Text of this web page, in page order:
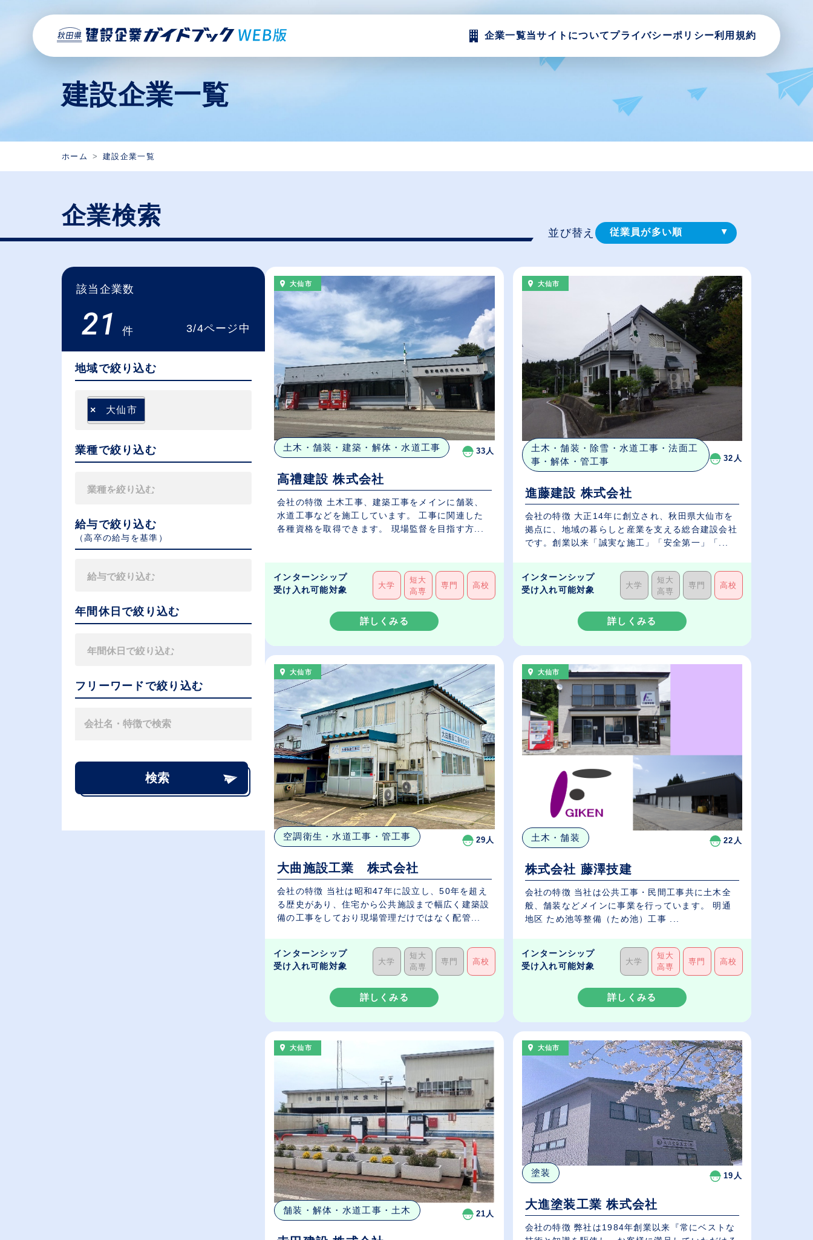
企業一覧当サイトについてプライバシーポリシー利用規約
建設企業一覧
ホーム 建設企業一覧
企業検索
該当企業数
21 件 3/4ページ中
地域で絞り込む
× 大仙市
業種で絞り込む
給与で絞り込む
（⾼卒の給与を基準）
年間休日で絞り込む
フリーワードで絞り込む
検索
並び替え 従業員が多い順
（⾼卒の給与を基準）
休日数が多い順
大仙市
土木・舗装・建築・解体・水道工事 33人
高禮建設 株式会社
会社の特徴 土木工事、建築工事をメインに舗装、
水道工事などを施工しています。 工事に関連した
各種資格を取得できます。 現場監督を目指す方...
インターンシップ
受け入れ可能対象
大学
短大
高専
専門 高校
詳しくみる
大仙市
土木・舗装・除雪・水道工事・法面工
事・解体・管工事
32人
進藤建設 株式会社
会社の特徴 大正14年に創立され、秋田県大仙市を
拠点に、地域の暮らしと産業を支える総合建設会社
です。創業以来「誠実な施工」「安全第一」「...
インターンシップ
受け入れ可能対象
大学
短大
高専
専門 高校
詳しくみる
大仙市
空調衛生・水道工事・管工事 29人
大曲施設工業 株式会社
会社の特徴 当社は昭和47年に設立し、50年を超え
る歴史があり、住宅から公共施設まで幅広く建築設
備の工事をしており現場管理だけではなく配管...
インターンシップ
受け入れ可能対象
大学
短大
高専
専門 高校
詳しくみる
大仙市
土木・舗装 22人
株式会社 藤澤技建
会社の特徴 当社は公共工事・民間工事共に土木全
般、舗装などメインに事業を行っています。 明通
インターンシップ
受け入れ可能対象
大学
短大
高専
専門 高校
詳しくみる
大仙市
舗装・解体・水道工事・土木 21人
大仙市
塗装 19人
大進塗装工業 株式会社
会社の特徴 弊社は1984年創業以来『常にベストな